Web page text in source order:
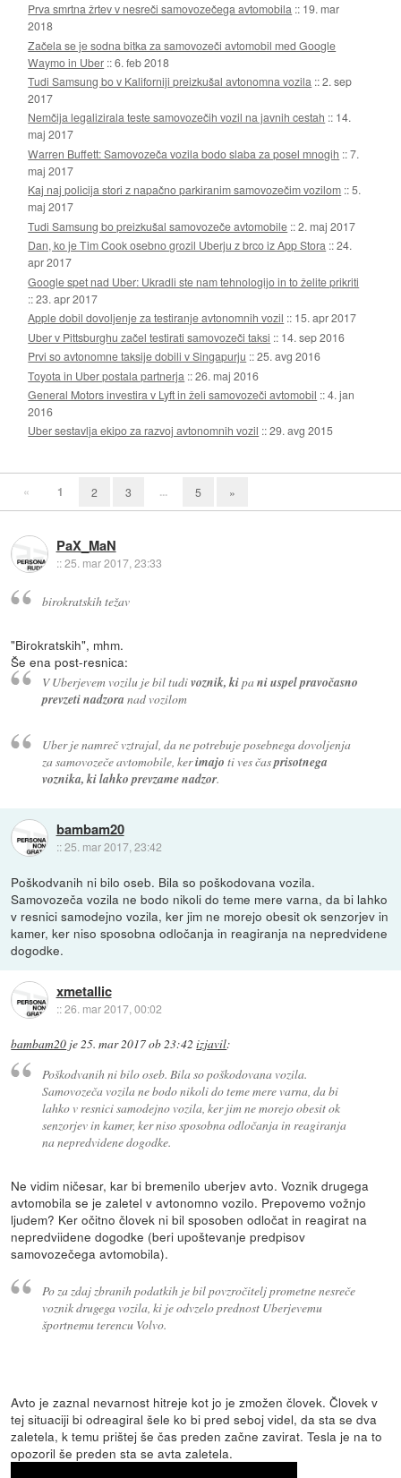
Prva smrtna žrtev v nesreči samovozečega avtomobila :: 19. mar
2018
Začela se je sodna bitka za samovozeči avtomobil med Google
Waymo in Uber ::6. feb 2018
Tudi Samsung bo v Kaliforniji preizkušal avtonomna vozila ::2. sep
2017
Nemčija legalizirala teste samovozečih vozil na javnih cestah :: 14.
maj 2017
Warren Buffett: Samovozeča vozila bodo slaba za posel mnogih ::7.
maj 2017
Kaj naj policija stori z napačno parkiranim samovozečim vozilom ::5.
maj 2017
Tudi Samsung bo preizkušal samovozeče avtomobile ::2. maj 2017
Dan, ko je Tim Cook osebno grozil Uberju z brco iz App Stora ::24.
apr 2017
Google spet nad Uber: Ukradli ste nam tehnologijo in to želite prikriti
::23. apr 2017
Apple dobil dovoljenje za testiranje avtonomnih vozil :: 15. apr 2017
Uber v Pittsburghu začel testirati samovozeči taksi :: 14. sep 2016
Prvi so avtonomne taksije dobili v Singapurju ::25. avg 2016
Toyota in Uber postala partnerja ::26. maj 2016
General Motors investira v Lyft in želi samovozeči avtomobil ::4. jan
2016
Uber sestavlja ekipo za razvoj avtonomnih vozil ::29. avg 2015
« 1 2 3 ... 5 »
PaX_MaN
::25. mar 2017, 23:33
birokratskih težav
"Birokratskih", mhm.
Še ena post-resnica:
V Uberjevem vozilu je bil tudivoznik, kipani uspel pravočasno
prevzeti nadzora nad vozilom
Uber je namreč vztrajal, da ne potrebuje posebnega dovoljenja
za samovozeče avtomobile, kerimajo ti ves časprisotnega
voznika, ki lahko prevzame nadzor.
bambam20
::25. mar 2017, 23:42
Poškodvanih ni bilo oseb. Bila so poškodovana vozila.
Samovozeča vozila ne bodo nikoli do teme mere varna, da bi lahko
v resnici samodejno vozila, ker jim ne morejo obesit ok senzorjev in
kamer, ker niso sposobna odločanja in reagiranja na nepredvidene
dogodke.
xmetallic
::26. mar 2017, 00:02
bambam20 je25. mar 2017 ob 23:42 izjavil:
Poškodvanih ni bilo oseb. Bila so poškodovana vozila.
Samovozeča vozila ne bodo nikoli do teme mere varna, da bi
lahko v resnici samodejno vozila, ker jim ne morejo obesit ok
senzorjev in kamer, ker niso sposobna odločanja in reagiranja
na nepredvidene dogodke.
Ne vidim ničesar, kar bi bremenilo uberjev avto. Voznik drugega
avtomobila se je zaletel v avtonomno vozilo. Prepovemo vožnjo
ljudem? Ker očitno človek ni bil sposoben odločat in reagirat na
nepredviidene dogodke (beri upoštevanje predpisov
samovozečega avtomobila).
Po za zdaj zbranih podatkih je bil povzročitelj prometne nesreče
voznik drugega vozila, ki je odvzelo prednost Uberjevemu
športnemu terencu Volvo.
Avto je zaznal nevarnost hitreje kot jo je zmožen človek. Človek v
tej situaciji bi odreagiral šele ko bi pred seboj videl, da sta se dva
zaletela, k temu prištej še čas preden začne zavirat. Tesla je na to
opozoril še preden sta se avta zaletela.